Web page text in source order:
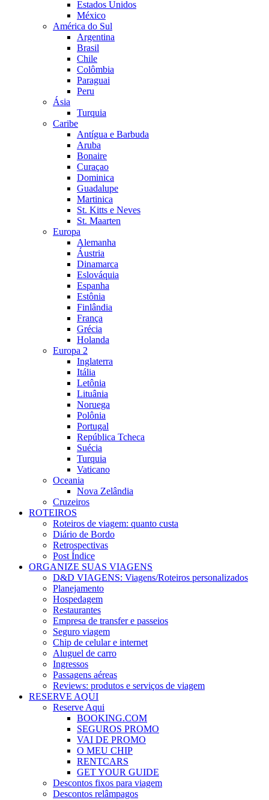
Estados Unidos
México
América do Sul
Argentina
Brasil
Chile
Colômbia
Paraguai
Peru
Ásia
Turquia
Caribe
Antígua e Barbuda
Aruba
Bonaire
Curaçao
Dominica
Guadalupe
Martinica
St. Kitts e Neves
St. Maarten
Europa
Alemanha
Áustria
Dinamarca
Eslováquia
Espanha
Estônia
Finlândia
França
Grécia
Holanda
Europa 2
Inglaterra
Itália
Letônia
Lituânia
Noruega
Polônia
Portugal
República Tcheca
Suécia
Turquia
Vaticano
Oceania
Nova Zelândia
Cruzeiros
ROTEIROS
Roteiros de viagem: quanto custa
Diário de Bordo
Retrospectivas
Post Índice
ORGANIZE SUAS VIAGENS
D&D VIAGENS: Viagens/Roteiros personalizados
Planejamento
Hospedagem
Restaurantes
Empresa de transfer e passeios
Seguro viagem
Chip de celular e internet
Aluguel de carro
Ingressos
Passagens aéreas
Reviews: produtos e serviços de viagem
RESERVE AQUI
Reserve Aqui
BOOKING.COM
SEGUROS PROMO
VAI DE PROMO
O MEU CHIP
RENTCARS
GET YOUR GUIDE
Descontos fixos para viagem
Descontos relâmpagos